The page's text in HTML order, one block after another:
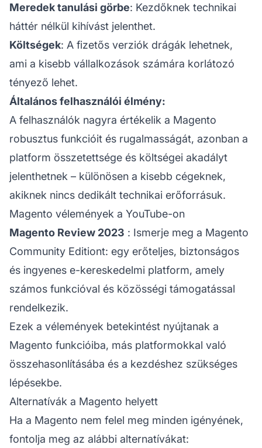
Meredek tanulási görbe: Kezdőknek technikai
háttér nélkül kihívást jelenthet.
Költségek: A fizetős verziók drágák lehetnek,
ami a kisebb vállalkozások számára korlátozó
tényező lehet.
Általános felhasználói élmény:
A felhasználók nagyra értékelik a Magento
robusztus funkcióit és rugalmasságát, azonban a
platform összetettsége és költségei akadályt
jelenthetnek – különösen a kisebb cégeknek,
akiknek nincs dedikált technikai erőforrásuk.
Magento vélemények a YouTube-on
Magento Review 2023 : Ismerje meg a Magento
Community Editiont: egy erőteljes, biztonságos
és ingyenes e-kereskedelmi platform, amely
számos funkcióval és közösségi támogatással
rendelkezik.
Ezek a vélemények betekintést nyújtanak a
Magento funkcióiba, más platformokkal való
összehasonlításába és a kezdéshez szükséges
lépésekbe.
Alternatívák a Magento helyett
Ha a Magento nem felel meg minden igényének,
fontolja meg az alábbi alternatívákat: